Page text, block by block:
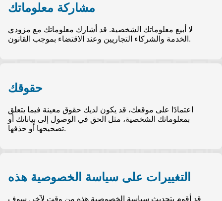
مشاركة معلوماتك
لا أبيع معلوماتك الشخصية. قد أشارك معلوماتك مع مزودي
الخدمة والشركاء التجاريين وعند الاقتضاء بموجب القانون.
حقوقك
اعتمادًا على موقعك، قد يكون لديك حقوق معينة فيما يتعلق
بمعلوماتك الشخصية، مثل الحق في الوصول إلى بياناتك أو
تصحيحها أو حذفها.
التغييرات على سياسة الخصوصية هذه
قد أقوم بتحديث سياسة الخصوصية هذه من وقت لآخر. سوف